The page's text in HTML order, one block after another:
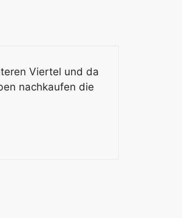
Viertel und da
nachkaufen die